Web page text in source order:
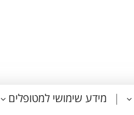
מידע שימושי למטופלים